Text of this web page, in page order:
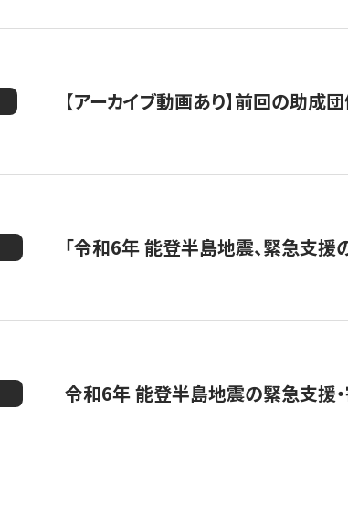
【アーカイブ動画あり】前回の助成
「令和6年 能登半島地震、緊急支援
令和6年 能登半島地震の緊急支援